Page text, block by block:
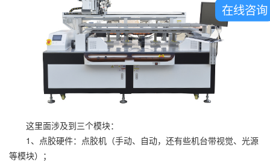
这里面涉及到三个模块：
1、点胶硬件：点胶机（手动、自动，还有些机台带视觉、光源
等模块）；
在线咨询